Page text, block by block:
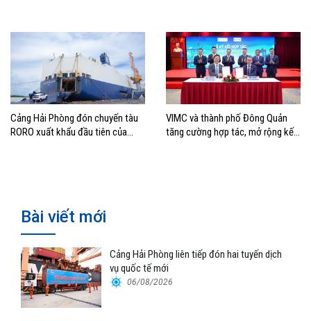
Cảng Hải Phòng đón chuyến tàu
RORO xuất khẩu đầu tiên của
VIMC và thành phố Đông Quản
tăng cường hợp tác, mở rộng kết
Bài viết mới
Cảng Hải Phòng liên tiếp đón hai tuyến dịch
vụ quốc tế mới
06/08/2026